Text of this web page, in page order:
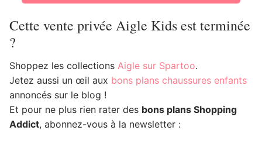
Cette vente privée Aigle Kids est terminée
?
Shoppez les collections Aigle sur Spartoo.
Jetez aussi un œil aux bons plans chaussures enfants
annoncés sur le blog !
Et pour ne plus rien rater des bons plans Shopping
Addict, abonnez-vous à la newsletter :